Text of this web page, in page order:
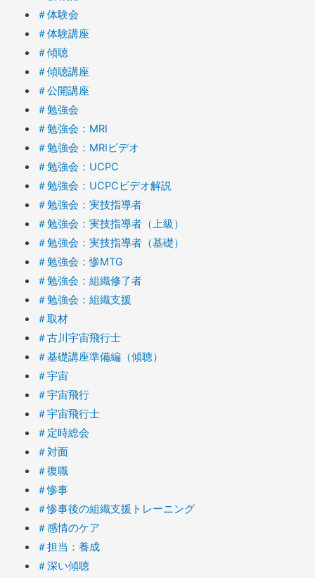
＃体験会
＃体験講座
＃傾聴
＃傾聴講座
＃公開講座
＃勉強会
＃勉強会：MRI
＃勉強会：MRIビデオ
＃勉強会：UCPC
＃勉強会：UCPCビデオ解説
＃勉強会：実技指導者
＃勉強会：実技指導者（上級）
＃勉強会：実技指導者（基礎）
＃勉強会：惨MTG
＃勉強会：組織修了者
＃勉強会：組織支援
＃取材
＃古川宇宙飛行士
＃基礎講座準備編（傾聴）
＃宇宙
＃宇宙飛行
＃宇宙飛行士
＃定時総会
＃対面
＃復職
＃惨事
＃惨事後の組織支援トレーニング
＃感情のケア
＃担当：養成
＃深い傾聴